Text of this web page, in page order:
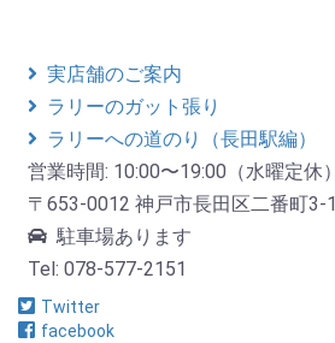
実店舗のご案内
ラリーのガット張り
ラリーへの道のり（長田駅編）
営業時間: 10:00〜19:00（水曜定休）
〒653-0012 神戸市長田区二番町3-1
駐車場あります
Tel: 078-577-2151
Twitter
facebook